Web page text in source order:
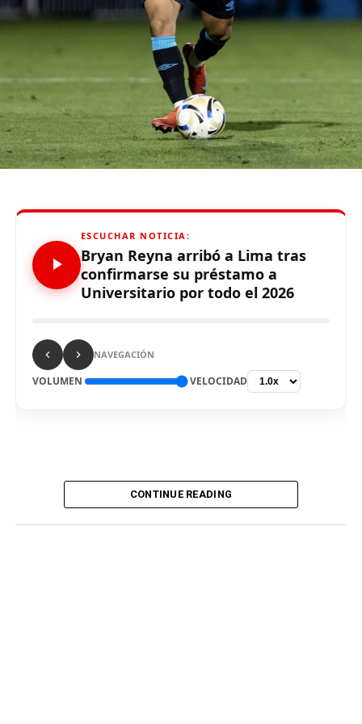
tiempo qu
hizo”,enfatizó el técnico.
De otro lado, se reportó que supuestos hinchas de
Sporting Cristal realizaron pintas y ciertos daños en los
alrededores del Estadio Alejandro Villanueva – Matute,
durante el partido ante Carabobo por Copa Libertadores
2026. Con este panorama, se abre la posibilidad de que
Alianza Lima no preste nuevamente el recinto deportivo
a los celestes, por lo que se abre una nueva posibilidad
Comparte esto:
ESCUCHAR NOTICIA:
Bryan Reyna arribó a Lima tras
confirmarse su préstamo a
Universitario por todo el 2026
NAVEGACIÓN
VOLUMEN VELOCIDAD
CONTINUE READING